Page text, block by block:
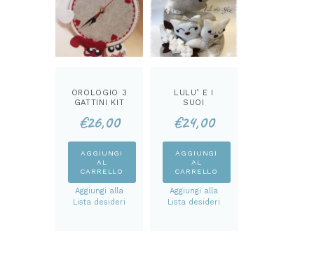
OROLOGIO 3
GATTINI KIT
€26,00
AGGIUNGI
AL
CARRELLO
Aggiungi alla
Lista desideri
LULU’ E I
SUOI
€24,00
AGGIUNGI
AL
CARRELLO
Aggiungi alla
Lista desideri